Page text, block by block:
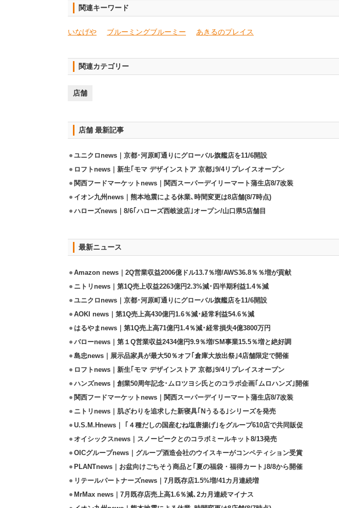
関連キーワード
いなげや ブルーミングブルーミー あきるのプレイス
関連カテゴリー
店舗
店舗 最新記事
ユニクロnews｜京都･河原町通りにグローバル旗艦店を11/6開設
ロフトnews｜新生｢モマ デザインストア 京都｣9/4リプレイスオープン
関西フードマーケットnews｜関西スーパーデイリーマート蒲生店8/7改装
イオン九州news｜熊本地震による休業､時間変更は8店舗(8/7時点)
ハローズnews｜8/6｢ハローズ西岐波店｣オープン/山口県5店舗目
最新ニュース
Amazon news｜2Q営業収益2006億ドル13.7％増/AWS36.8％％増が貢献
ニトリnews｜第1Q売上収益2263億円2.3%減･四半期利益1.4％減
ユニクロnews｜京都･河原町通りにグローバル旗艦店を11/6開設
AOKI news｜第1Q売上高430億円1.6％減･経常利益54.6％減
はるやまnews｜第1Q売上高71億円1.4％減･経常損失4億3800万円
バローnews｜第１Q営業収益2434億円9.9％増/SM事業15.5％増と絶好調
島忠news｜展示品家具が最大50％オフ｢倉庫大放出祭｣4店舗限定で開催
ロフトnews｜新生｢モマ デザインストア 京都｣9/4リプレイスオープン
ハンズnews｜創業50周年記念･ムロツヨシ氏とのコラボ企画｢ムロハンズ｣開催
関西フードマーケットnews｜関西スーパーデイリーマート蒲生店8/7改装
ニトリnews｜肌ざわりを追求した新寝具｢Nうるる｣シリーズを発売
U.S.M.Hnews｜ ｢４種だしの国産むね塩唐揚げ｣をグループ610店で共同販促
オイシックスnews｜スノーピークとのコラボミールキット8/13発売
OICグループnews｜グループ酒造会社のウイスキーがコンペティション受賞
PLANTnews｜お盆向けごちそう商品と｢夏の福袋・福得カート｣8/8から開催
リテールパートナーズnews｜7月既存店1.5%増/41カ月連続増
MrMax news｜7月既存店売上高1.6％減､2カ月連続マイナス